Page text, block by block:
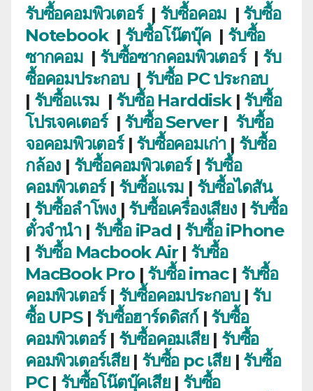
รับซื้อคอมพิวเตอร์| รับซื้อคอม | รับซื้อ
Notebook| รับซื้อโน๊ตบุ๊ค | รับซื้อ
ซากคอม| รับซื้อซากคอมพิวเตอร์| รับ
ซื้อคอมประกอบ| รับซื้อ PC ประกอบ
| รับซื้อแรม | รับซื้อ Harddisk | รับซื้อ
โปรเจคเตอร์| รับซื้อ Server | รับซื้อ
จอคอมพิวเตอร์ | รับซื้อคอมเก่า | รับซื้อ
กล้อง | รับซื้อคอมพิวเตอร์| รับซื้อ
คอมพิวเตอร์| รับซื้อแรม | รับซื้อไดสัน
| รับซื้อลำโพง | รับซื้อเครื่องเสียง| รับซื้อ
ตั๋วจำนำ| รับซื้อ iPad | รับซื้อ iPhone
| รับซื้อ Macbook Air| รับซื้อ
MacBook Pro| รับซื้อ imac| รับซื้อ
คอมพิวเตอร์| รับซื้อคอมประกอบ| รับ
ซื้อ UPS| รับซื้อฮาร์ดดิสก์ | รับซื้อ
คอมพิวเตอร์| รับซื้อคอมเสีย| รับซื้อ
คอมพิวเตอร์เสีย| รับซื้อ pc เสีย| รับซื้อ
PC| รับซื้อโน๊ตบุ๊คเสีย| รับซื้อ